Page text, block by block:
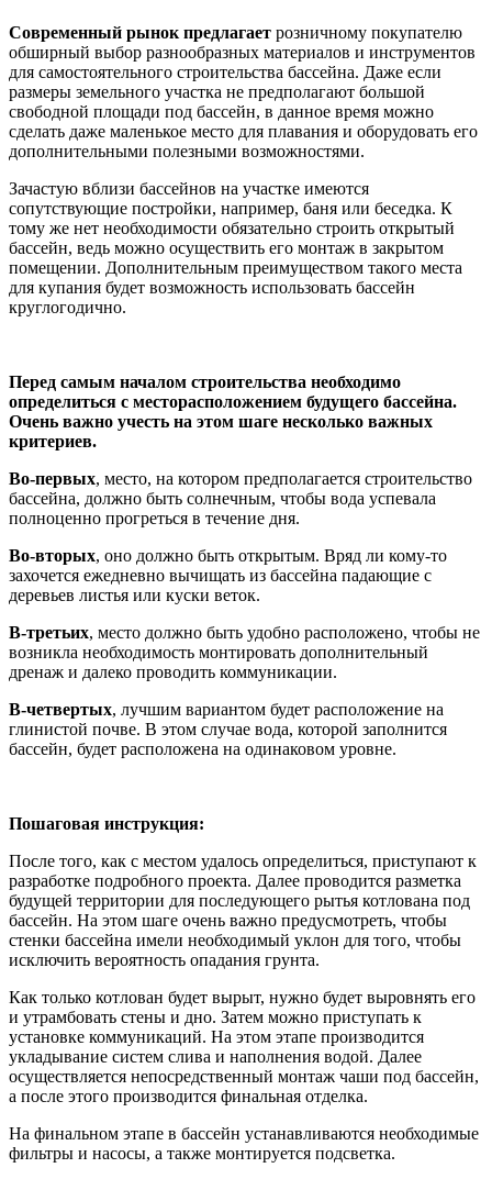
Современный рынок предлагает розничному покупателю
обширный выбор разнообразных материалов и инструментов
для самостоятельного строительства бассейна. Даже если
размеры земельного участка не предполагают большой
свободной площади под бассейн, в данное время можно
сделать даже маленькое место для плавания и оборудовать его
дополнительными полезными возможностями.
Зачастую вблизи бассейнов на участке имеются
сопутствующие постройки, например, баня или беседка. К
тому же нет необходимости обязательно строить открытый
бассейн, ведь можно осуществить его монтаж в закрытом
помещении. Дополнительным преимуществом такого места
для купания будет возможность использовать бассейн
круглогодично.
Перед самым началом строительства необходимо
определиться с месторасположением будущего бассейна.
Очень важно учесть на этом шаге несколько важных
критериев.
Во-первых, место, на котором предполагается строительство
бассейна, должно быть солнечным, чтобы вода успевала
полноценно прогреться в течение дня.
Во-вторых, оно должно быть открытым. Вряд ли кому-то
захочется ежедневно вычищать из бассейна падающие с
деревьев листья или куски веток.
В-третьих, место должно быть удобно расположено, чтобы не
возникла необходимость монтировать дополнительный
дренаж и далеко проводить коммуникации.
В-четвертых, лучшим вариантом будет расположение на
глинистой почве. В этом случае вода, которой заполнится
бассейн, будет расположена на одинаковом уровне.
Пошаговая инструкция:
После того, как с местом удалось определиться, приступают к
разработке подробного проекта. Далее проводится разметка
будущей территории для последующего рытья котлована под
бассейн. На этом шаге очень важно предусмотреть, чтобы
стенки бассейна имели необходимый уклон для того, чтобы
исключить вероятность опадания грунта.
Как только котлован будет вырыт, нужно будет выровнять его
и утрамбовать стены и дно. Затем можно приступать к
установке коммуникаций. На этом этапе производится
укладывание систем слива и наполнения водой. Далее
осуществляется непосредственный монтаж чаши под бассейн,
а после этого производится финальная отделка.
На финальном этапе в бассейн устанавливаются необходимые
фильтры и насосы, а также монтируется подсветка.